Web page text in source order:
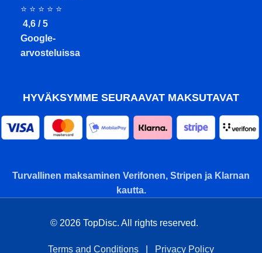
⭐ ⭐ ⭐ ⭐ ⭐
4,6 / 5
Google-
arvosteluissa
HYVÄKSYMME SEURAAVAT MAKSUTAVAT
Turvallinen maksaminen Verifonen, Stripen ja Klarnan
kautta.
© 2026 TopDisc. All rights reserved.
Terms and Conditions Privacy Policy